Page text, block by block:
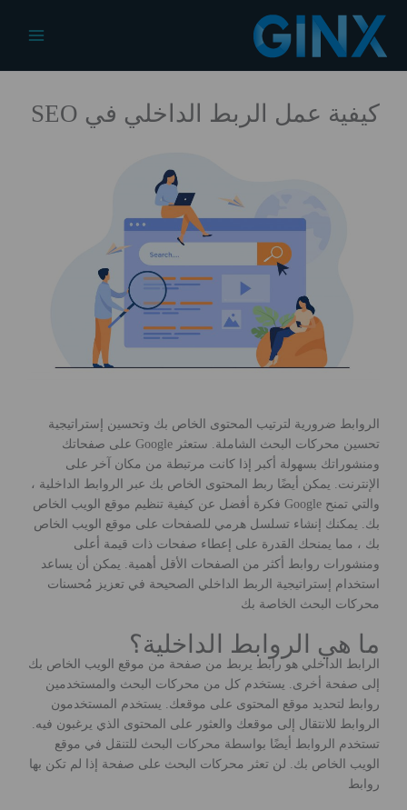
المحتوى
كيفية عمل الربط الداخلي في SEO
الروابط ضرورية لترتيب المحتوى الخاص بك وتحسين إستراتيجية
تحسين محركات البحث الشاملة. ستعثر Google على صفحاتك
ومنشوراتك بسهولة أكبر إذا كانت مرتبطة من مكان آخر على
الإنترنت. يمكن أيضًا ربط المحتوى الخاص بك عبر الروابط الداخلية ،
والتي تمنح Google فكرة أفضل عن كيفية تنظيم موقع الويب الخاص
بك. يمكنك إنشاء تسلسل هرمي للصفحات على موقع الويب الخاص
بك ، مما يمنحك القدرة على إعطاء صفحات ذات قيمة أعلى
ومنشورات روابط أكثر من الصفحات الأقل أهمية. يمكن أن يساعد
استخدام إستراتيجية الربط الداخلي الصحيحة في تعزيز مُحسنات
محركات البحث الخاصة بك
ما هي الروابط الداخلية؟
الرابط الداخلي هو رابط يربط من صفحة من موقع الويب الخاص بك
إلى صفحة أخرى. يستخدم كل من محركات البحث والمستخدمين
روابط لتحديد موقع المحتوى على موقعك. يستخدم المستخدمون
الروابط للانتقال إلى موقعك والعثور على المحتوى الذي يرغبون فيه.
تستخدم الروابط أيضًا بواسطة محركات البحث للتنقل في موقع
الويب الخاص بك. لن تعثر محركات البحث على صفحة إذا لم تكن بها
روابط